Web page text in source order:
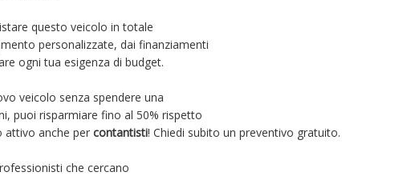
questo veicolo in totale
personalizzate, dai finanziamenti
ogni tua esigenza di budget.
veicolo senza spendere una
puoi risparmiare fino al 50% rispetto
attivo anche per contantisti! Chiedi subito un preventivo gratuito.
che cercano